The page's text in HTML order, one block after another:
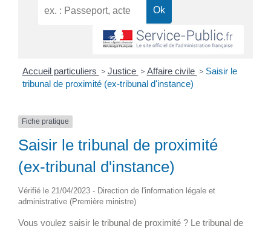
Accueil particuliers > Justice > Affaire civile > Saisir le
tribunal de proximité (ex-tribunal d'instance)
Fiche pratique
Saisir le tribunal de proximité
(ex-tribunal d'instance)
Vérifié le 21/04/2023 - Direction de l'information légale et
administrative (Première ministre)
Vous voulez saisir le tribunal de proximité ? Le tribunal de